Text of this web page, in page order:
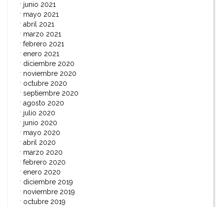
junio 2021
mayo 2021
abril 2021
marzo 2021
febrero 2021
enero 2021
diciembre 2020
noviembre 2020
octubre 2020
septiembre 2020
agosto 2020
julio 2020
junio 2020
mayo 2020
abril 2020
marzo 2020
febrero 2020
enero 2020
diciembre 2019
noviembre 2019
octubre 2019